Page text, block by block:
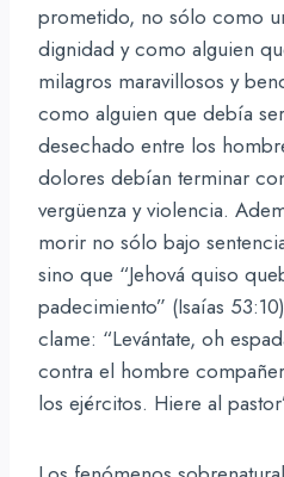
prometido, no sólo como
dignidad y como alguien
milagros maravillosos y
como alguien que debía
desechado entre los
dolores debían terminar
vergüenza y violencia.
morir no sólo bajo
sino que “Jehová quiso
padecimiento” (Isaías
clame: “Levántate, oh
contra el hombre
los ejércitos. Hiere al